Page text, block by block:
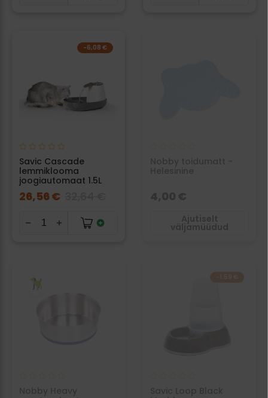
-6,08 €
Savic Cascade
lemmiklooma
joogiautomaat 1.5L
26,56 €